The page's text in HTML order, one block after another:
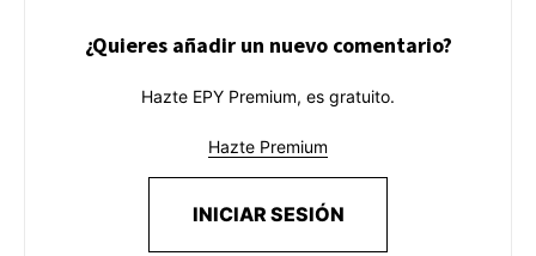
¿Quieres añadir un nuevo comentario?
Hazte EPY Premium, es gratuito.
Hazte Premium
INICIAR SESIÓN